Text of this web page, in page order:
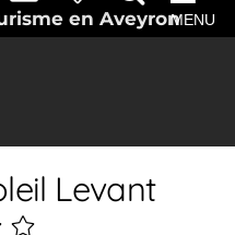
en AveyronMENU
Levant